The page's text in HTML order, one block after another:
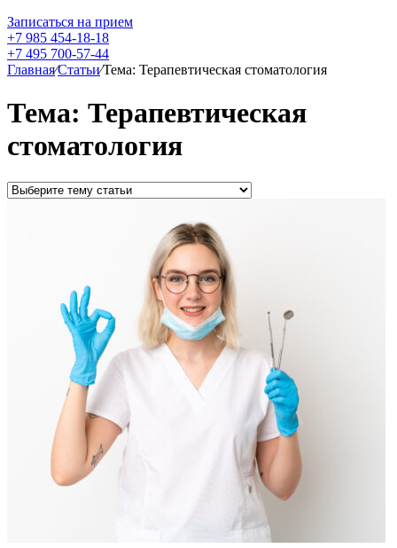
Записаться на прием
+7 985 454-18-18
+7 495 700-57-44
Главная⁄Статьи⁄Тема: Терапевтическая стоматология
Тема: Терапевтическая
стоматология